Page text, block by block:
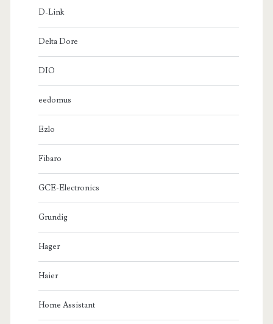
D-Link
Delta Dore
DIO
eedomus
Ezlo
Fibaro
GCE-Electronics
Grundig
Hager
Haier
Home Assistant